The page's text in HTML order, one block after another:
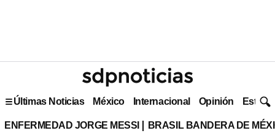
Últimas Noticias México Internacional Opinión Estilo
ENFERMEDAD JORGE MESSI BRASIL BANDERA DE